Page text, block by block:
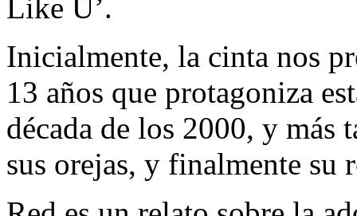
Like U’.
Inicialmente, la cinta nos
13 años que protagoniza
década de los 2000, y más
sus orejas, y finalmente su